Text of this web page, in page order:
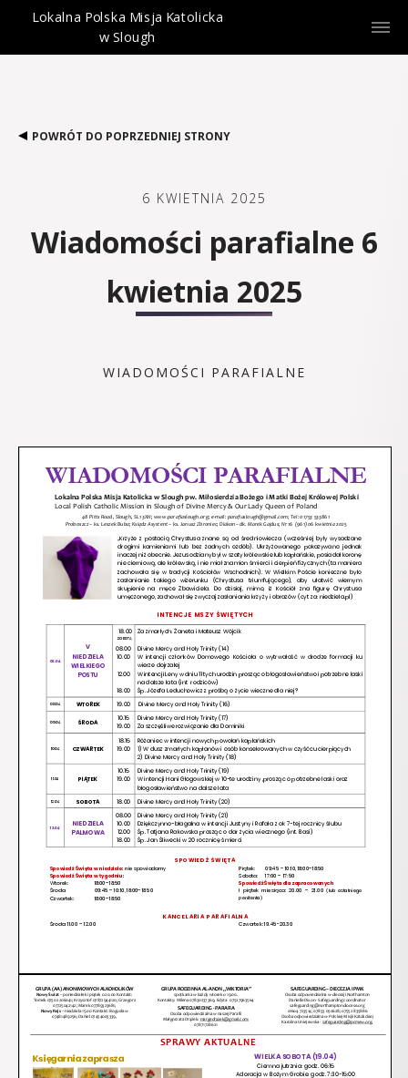
Lokalna Polska Misja Katolicka
w Slough
POWRÓT DO POPRZEDNIEJ STRONY
6 KWIETNIA 2025
Wiadomości parafialne 6
kwietnia 2025
WIADOMOŚCI PARAFIALNE